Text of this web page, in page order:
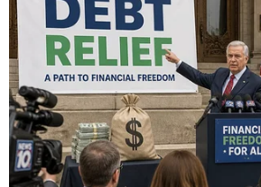
Saka tỏa sáng giúp Arsenal chiến
Images)
Arsenal đã tiếp đà hồi sinh
chiến thắng đậm 3-1 trước
nhà Emirates ở trận đấu derby